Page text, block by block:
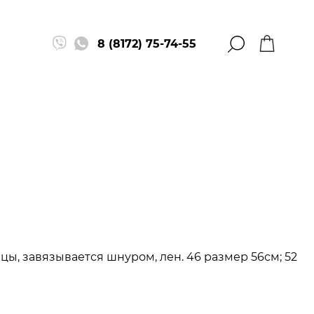
8 (8172) 75-74-55
завязывается шнуром, лен. 46 размер 56см; 52